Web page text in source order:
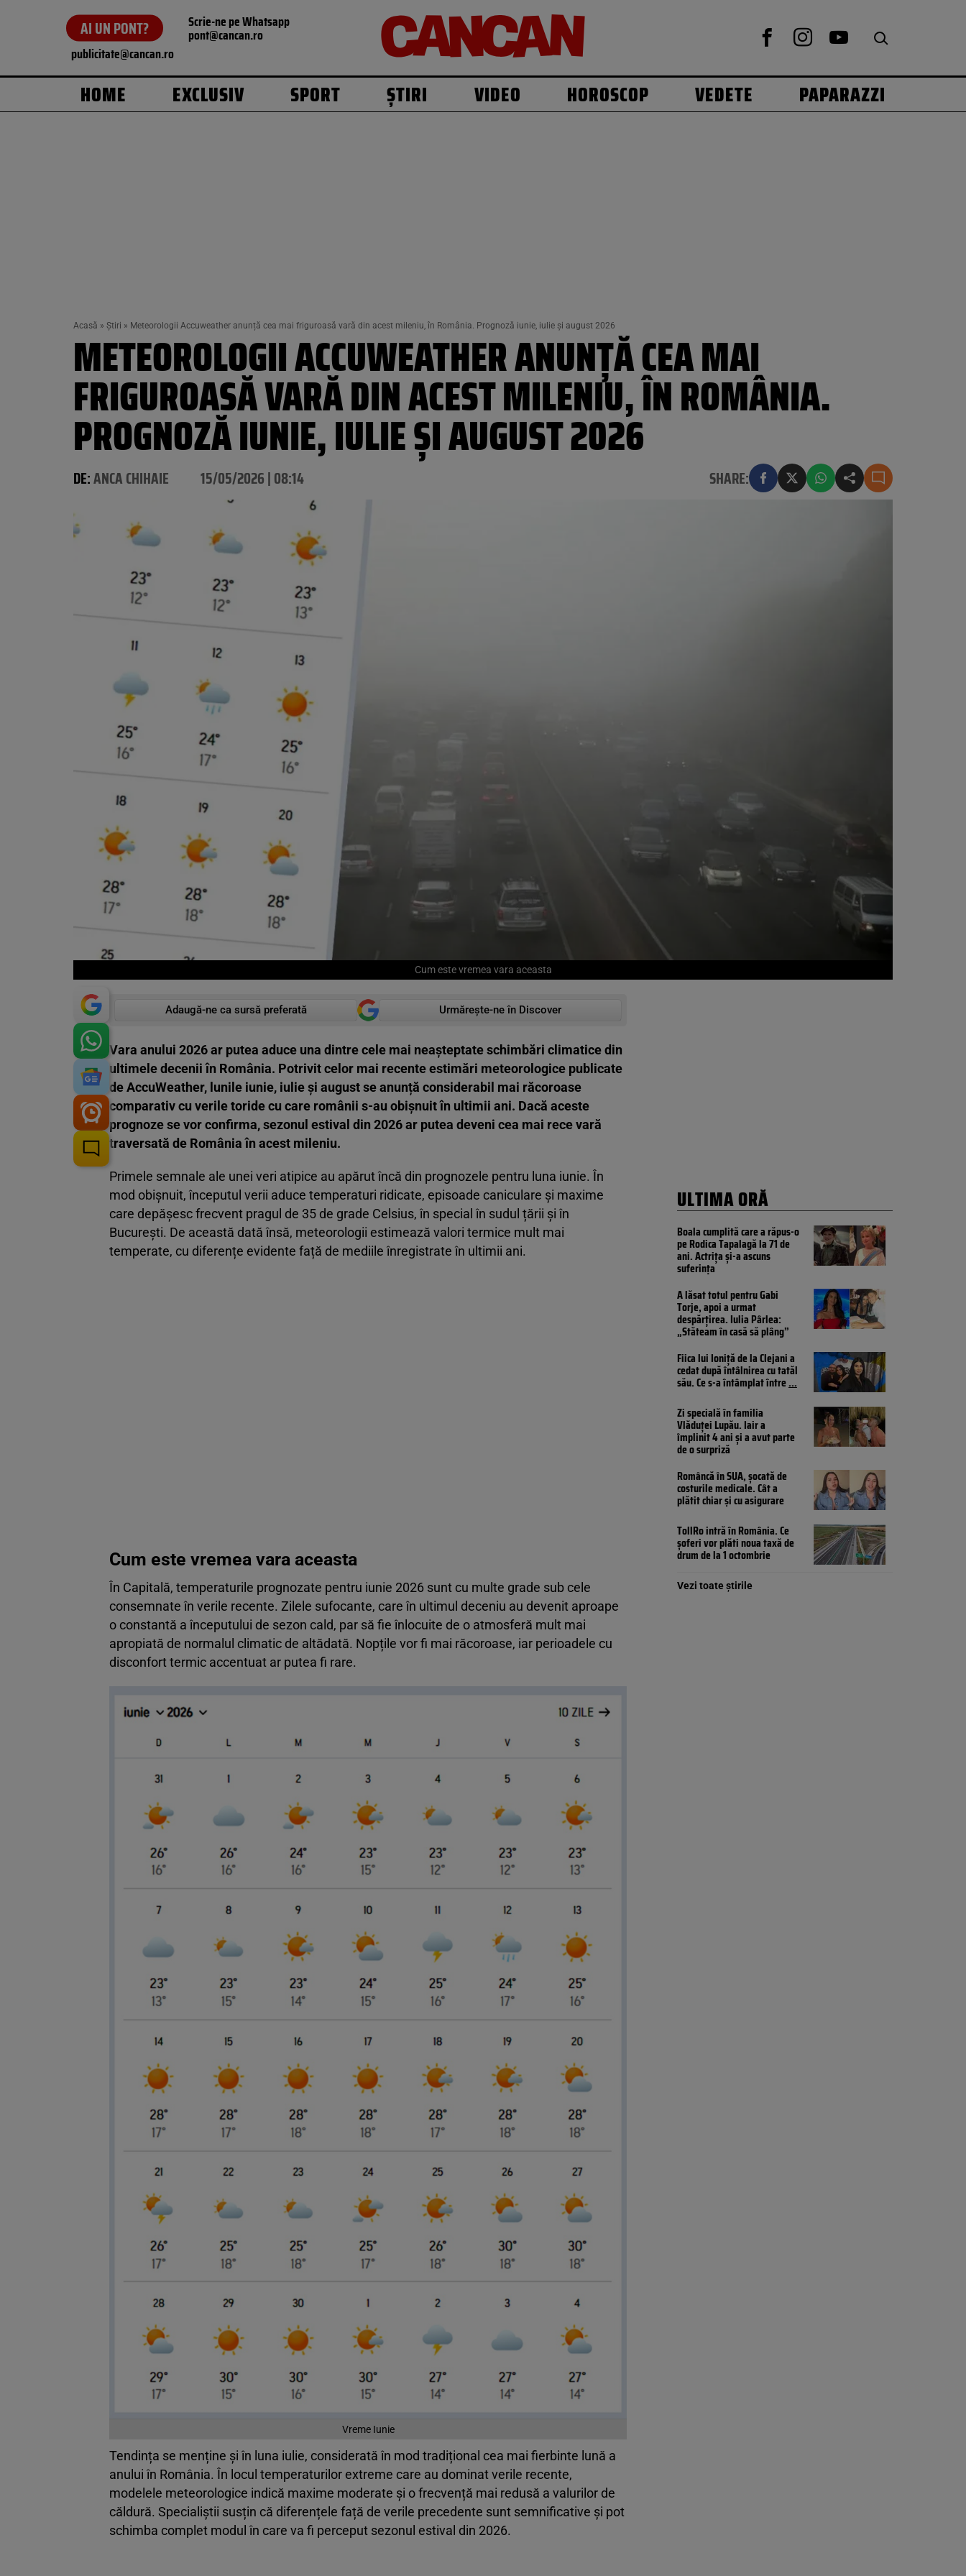
AI UN PONT? Scrie-ne pe Whatsapp
pont@cancan.ro
publicitate@cancan.ro
HOME EXCLUSIV SPORT ȘTIRI VIDEO HOROSCOP VEDETE PAPARAZZI
Acasă » Știri » Meteorologii Accuweather anunță cea mai friguroasă vară din acest mileniu, în România. Prognoză iunie, iulie și august 2026
METEOROLOGII ACCUWEATHER ANUNȚĂ CEA MAI
FRIGUROASĂ VARĂ DIN ACEST MILENIU, ÎN ROMÂNIA.
PROGNOZĂ IUNIE, IULIE ȘI AUGUST 2026
DE:ANCA CHIHAIE 15/05/2026 | 08:14 SHARE:
Cum este vremea vara aceasta
Adaugă-ne ca sursă preferată Urmărește-ne în Discover
Vara anului 2026 ar putea aduce una dintre cele mai neașteptate schimbări climatice din
ultimele decenii în România. Potrivit celor mai recente estimări meteorologice publicate
de AccuWeather, lunile iunie, iulie și august se anunță considerabil mai răcoroase
comparativ cu verile toride cu care românii s-au obișnuit în ultimii ani. Dacă aceste
prognoze se vor confirma, sezonul estival din 2026 ar putea deveni cea mai rece vară
traversată de România în acest mileniu.
Primele semnale ale unei veri atipice au apărut încă din prognozele pentru luna iunie. În
mod obișnuit, începutul verii aduce temperaturi ridicate, episoade caniculare și maxime
care depășesc frecvent pragul de 35 de grade Celsius, în special în sudul țării și în
București. De această dată însă, meteorologii estimează valori termice mult mai
temperate, cu diferențe evidente față de mediile înregistrate în ultimii ani.
Cum este vremea vara aceasta
În Capitală, temperaturile prognozate pentru iunie 2026 sunt cu multe grade sub cele
consemnate în verile recente. Zilele sufocante, care în ultimul deceniu au devenit aproape
o constantă a începutului de sezon cald, par să fie înlocuite de o atmosferă mult mai
apropiată de normalul climatic de altădată. Nopțile vor fi mai răcoroase, iar perioadele cu
disconfort termic accentuat ar putea fi rare.
Vreme Iunie
Tendința se menține și în luna iulie, considerată în mod tradițional cea mai fierbinte lună a
anului în România. În locul temperaturilor extreme care au dominat verile recente,
modelele meteorologice indică maxime moderate și o frecvență mai redusă a valurilor de
căldură. Specialiștii susțin că diferențele față de verile precedente sunt semnificative și pot
schimba complet modul în care va fi perceput sezonul estival din 2026.
ULTIMA ORĂ
Boala cumplită care a răpus-o
pe Rodica Tapalagă la 71 de
ani. Actrița și-a ascuns
suferința
A lăsat totul pentru Gabi
Torje, apoi a urmat
despărțirea. Iulia Pârlea:
„Stăteam în casă să plâng”
Fiica lui Ioniță de la Clejani a
cedat după întâlnirea cu tatăl
său. Ce s-a întâmplat între...
Zi specială în familia
Vlăduței Lupău. Iair a
împlinit 4 ani și a avut parte
de o surpriză
Româncă în SUA, șocată de
costurile medicale. Cât a
plătit chiar și cu asigurare
TollRo intră în România. Ce
șoferi vor plăti noua taxă de
drum de la 1 octombrie
Vezi toate știrile